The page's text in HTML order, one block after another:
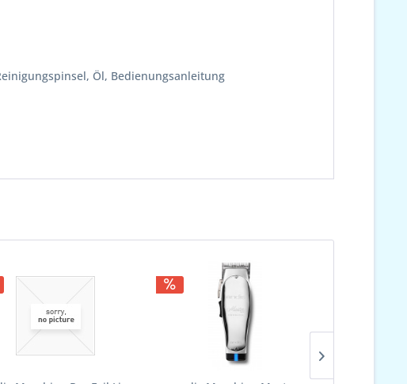
Öl, Bedienungsanleitung